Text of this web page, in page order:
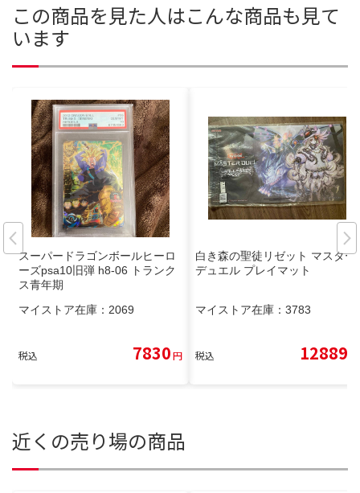
この商品を見た人はこんな商品も見て
います
スーパードラゴンボールヒーロ
ーズpsa10旧弾 h8-06 トランク
ス青年期
マイストア在庫： 2069
税込 7830円
白き森の聖徒リゼット マスター
デュエル プレイマット
マイストア在庫： 3783
税込 12889
近くの売り場の商品